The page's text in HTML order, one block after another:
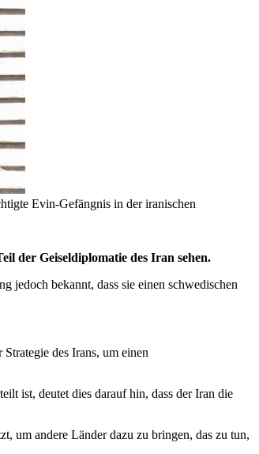
Evin-Gefängnis in der iranischen
der Geiseldiplomatie des Iran sehen.
jedoch bekannt, dass sie einen schwedischen
des Irans, um einen
ist, deutet dies darauf hin, dass der Iran die
um andere Länder dazu zu bringen, das zu tun,